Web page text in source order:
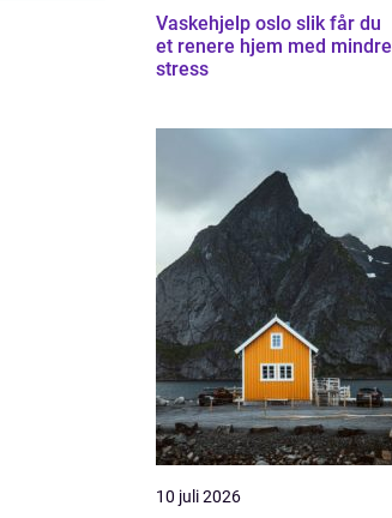
Vaskehjelp oslo slik får du
et renere hjem med mindre
stress
10 juli 2026